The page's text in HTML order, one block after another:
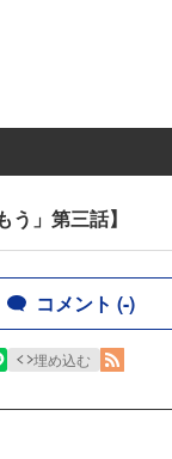
う」第三話】
コメント (-)
埋め込む